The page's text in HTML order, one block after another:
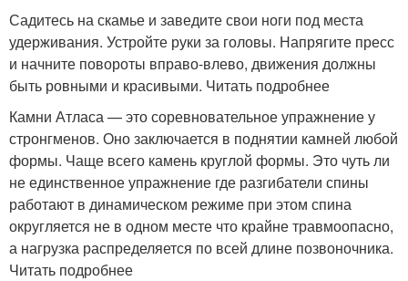
Садитесь на скамье и заведите свои ноги под места
удерживания. Устройте руки за головы. Напрягите пресс
и начните повороты вправо-влево, движения должны
быть ровными и красивыми. Читать подробнее
Камни Атласа — это соревновательное упражнение у
стронгменов. Оно заключается в поднятии камней любой
формы. Чаще всего камень круглой формы. Это чуть ли
не единственное упражнение где разгибатели спины
работают в динамическом режиме при этом спина
округляется не в одном месте что крайне травмоопасно,
а нагрузка распределяется по всей длине позвоночника.
Читать подробнее